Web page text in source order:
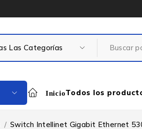
InicioTodos los
/ Switch Intellinet Gigabit Ethernet